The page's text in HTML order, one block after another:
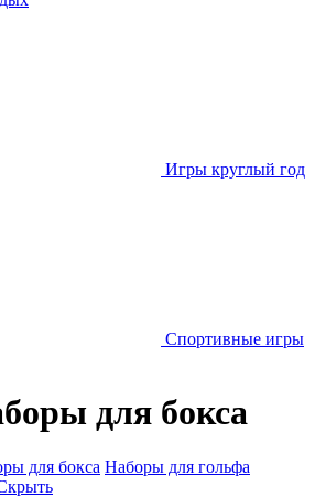
Игры круглый год
Спортивные игры
для бокса
для бокса Наборы для гольфа